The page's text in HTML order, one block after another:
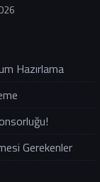
Hazırlama
Gerekenler